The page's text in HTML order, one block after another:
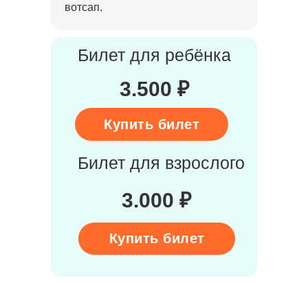
вотсап.
Билет для ребёнка
3.500 ₽
Купить билет
Билет для взрослого
3.000 ₽
Купить билет